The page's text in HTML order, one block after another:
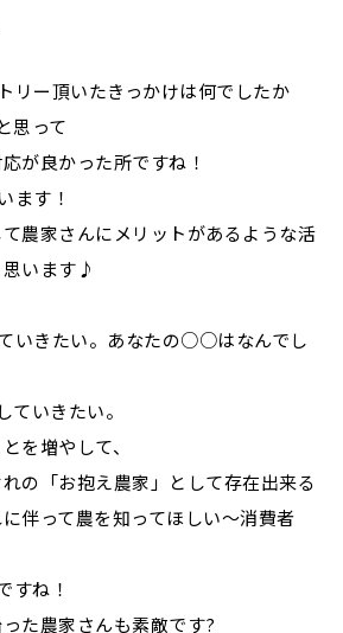
リー頂いたきっかけは何でしたか
思って
が良かった所ですね！
ます！
農家さんにメリットがあるような活
います♪
いきたい。あなたの○○はなんでし
ていきたい。
を増やして、
の「お抱え農家」として存在出来る
伴って農を知ってほしい〜消費者
すね！
た農家さんも素敵です?